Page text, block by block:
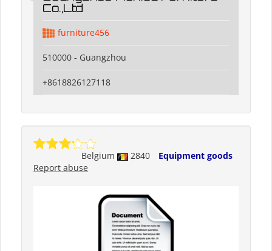
Co.,Ltd
furniture456
510000 - Guangzhou
+8618826127118
Belgium 2840
Equipment goods
Report abuse